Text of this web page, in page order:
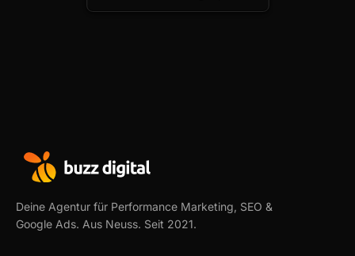
Deine Agentur für Performance Marketing, SEO &
Google Ads. Aus Neuss. Seit 2021.